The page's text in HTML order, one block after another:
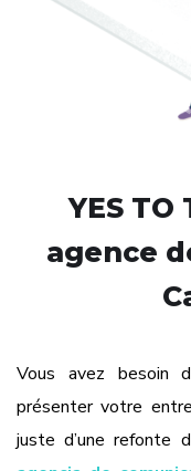
YES TO
agence
Vous avez besoin
présenter votre
juste d’une